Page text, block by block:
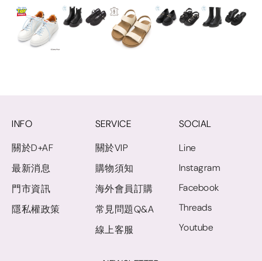
INFO
關於D+AF
最新消息
門市資訊
隱私權政策
SERVICE
關於VIP
購物須知
海外會員訂購
常見問題Q&A
線上客服
SOCIAL
Line
Instagram
Facebook
Threads
Youtube